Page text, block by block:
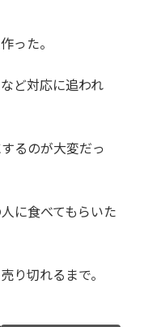
った。
ど対応に追われ
るのが大変だっ
に食べてもらいた
り切れるまで。